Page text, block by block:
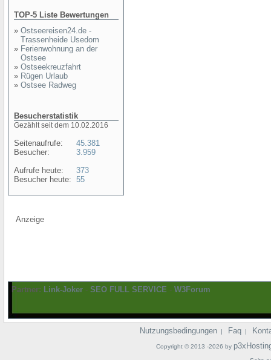
TOP-5 Liste Bewertungen
» Ostseereisen24.de -
Trassenheide Usedom
» Ferienwohnung an der
Ostsee
» Ostseekreuzfahrt
» Rügen Urlaub
» Ostsee Radweg
Besucherstatistik
Gezählt seit dem 10.02.2016
Seitenaufrufe:
Besucher:
Aufrufe heute:
Besucher heute:
45.381
3.959
373
55
Anzeige
Partner: Link-Joker - SEO FULL SERVICE - W3Forum
Nutzungsbedingungen | Faq |
Copyright © 2013 -2026 by